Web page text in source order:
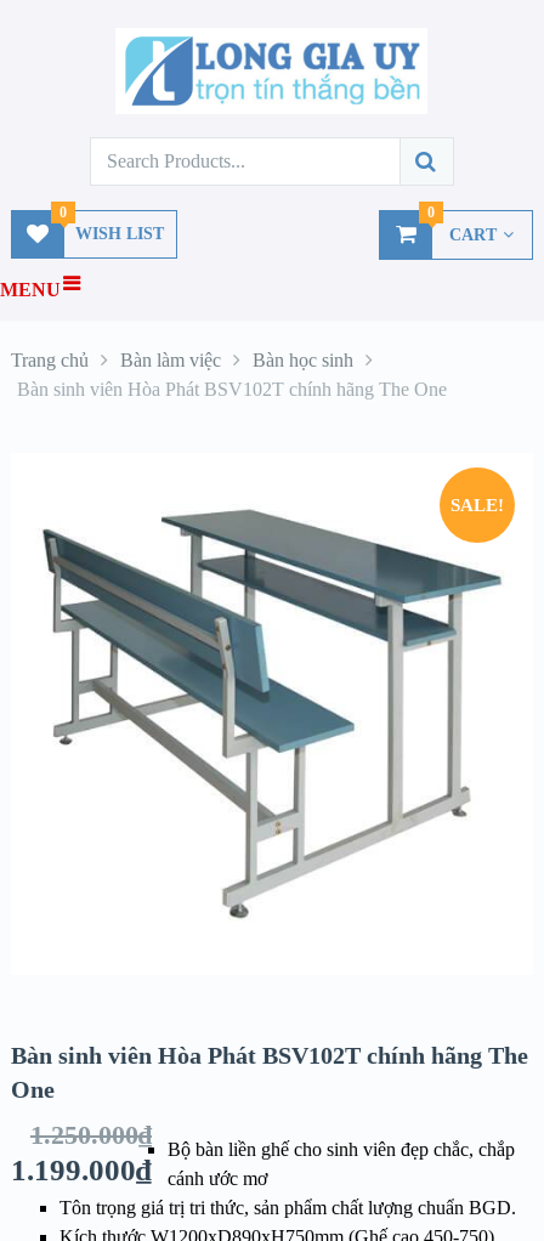
WISH LIST
0
CART
0
MENU
Trang chủ Bàn làm việc
Bàn học sinh
Bàn sinh viên Hòa Phát BSV102T chính hãng The One
SALE!
Bàn sinh viên Hòa Phát BSV102T chính hãng The
One
1.250.000₫
1.199.000₫
Bộ bàn liền ghế cho sinh viên đẹp chắc, chắp
cánh ước mơ
Tôn trọng giá trị tri thức, sản phẩm chất lượng chuẩn BGD.
Kích thước W1200xD890xH750mm (Ghế cao 450-750)